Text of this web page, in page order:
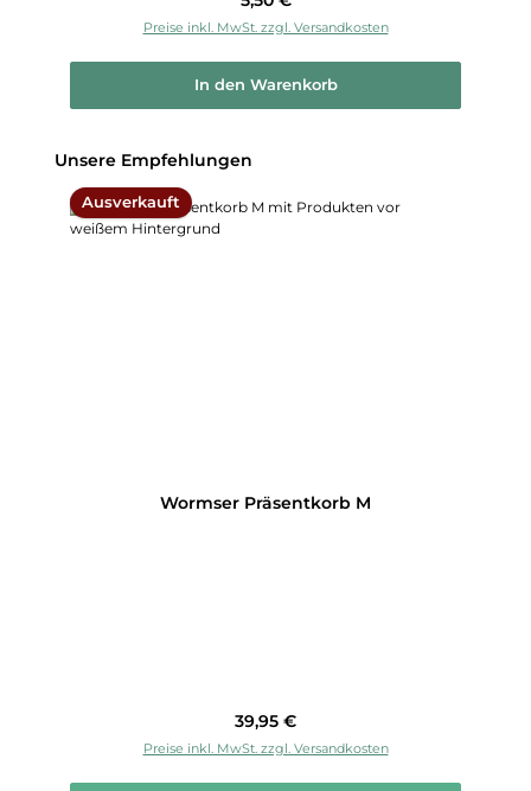
Preise inkl. MwSt. zzgl. Versandkosten
In den Warenkorb
Produktgalerie überspringen
Unsere Empfehlungen
Ausverkauft
Wormser Präsentkorb M
Regulärer Preis:
39,95 €
Preise inkl. MwSt. zzgl. Versandkosten